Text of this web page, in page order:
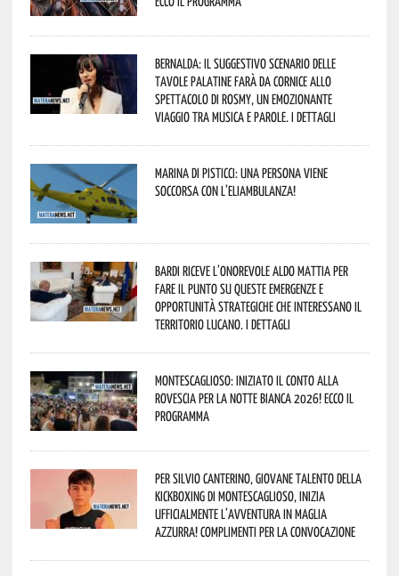
Bernalda: il suggestivo scenario delle
Tavole Palatine farà da cornice allo
spettacolo di Rosmy, un emozionante
viaggio tra musica e parole. I dettagli
Marina di Pisticci: una persona viene
soccorsa con l’eliambulanza!
Bardi riceve l’onorevole Aldo Mattia per
fare il punto su queste emergenze e
opportunità strategiche che interessano il
territorio lucano. I dettagli
Montescaglioso: iniziato il conto alla
rovescia per la Notte Bianca 2026! Ecco il
programma
Per Silvio Canterino, giovane talento della
kickboxing di Montescaglioso, inizia
ufficialmente l’avventura in maglia
azzurra! Complimenti per la convocazione